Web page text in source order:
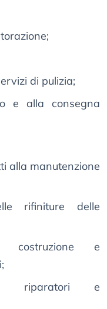
di pulizia;
e alla consegna
alla manutenzione
rifiniture delle
costruzione e
riparatori e